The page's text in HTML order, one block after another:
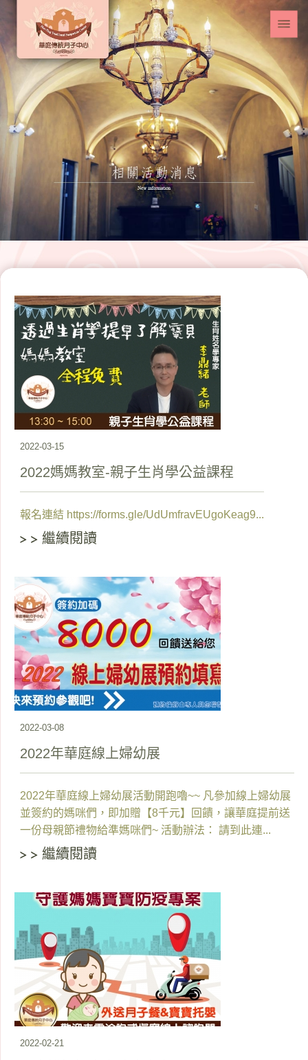
2022-03-15
2022媽媽教室-親子生肖學公益課程
報名連結 https://forms.gle/UdUmfravEUgoKeag9...
繼續閱讀
2022-03-08
2022年華庭線上婦幼展
2022年華庭線上婦幼展活動開跑嚕~~ 凡參加線上婦幼展
並簽約的媽咪們，即加贈【8千元】回饋，讓華庭提前送
一份母親節禮物給準媽咪們~ 活動辦法： 請到此連...
繼續閱讀
2022-02-21